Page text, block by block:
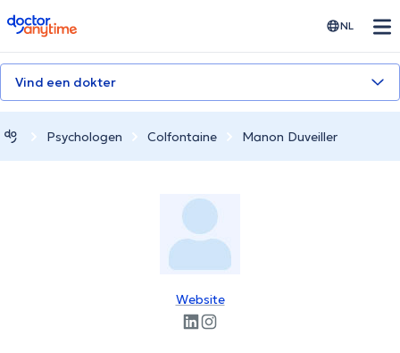
doctoranytime NL
Vind een dokter
Psychologen Colfontaine Manon Duveiller
Website